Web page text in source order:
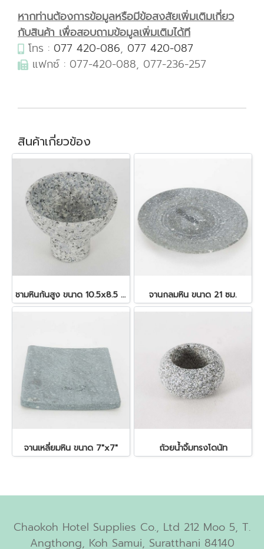
หากท่านต้องการข้อมูลหรือมีข้อสงสัยเพิ่มเติมเกี่ยว
กับสินค้า เพื่อสอบถามข้อมูลเพิ่มเติมได้ที
โทร : 077 420-086, 077 420-087
แฟกซ์ : 077-420-088, 077-236-257
สินค้าเกี่ยวข้อง
ชามหินก้นสูง ขนาด 10.5x8.5 ซม. จานกลมหิน ขนาด 21 ซม.
จานเหลี่ยมหิน ขนาด 7"x7" ถ้วยน้ำจิ้มทรงโดนัท
Chaokoh Hotel Supplies Co., Ltd 212 Moo 5, T.
Angthong, Koh Samui, Suratthani 84140